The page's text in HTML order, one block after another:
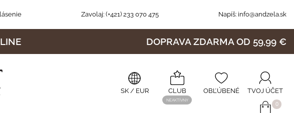
Zavolaj: (+421) 233 070 475 Napíš: info@andzela.sk
DOPRAVA ZDARMA OD 59,99 €
SK/ EUR CLUB
NEAKTÍVNY
OBĽÚBENÉ TVOJ ÚČET
0